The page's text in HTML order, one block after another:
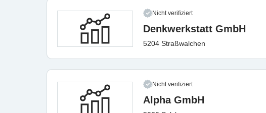
Nicht verifiziert
Denkwerkstatt GmbH
5204 Straßwalchen
Nicht verifiziert
Alpha GmbH